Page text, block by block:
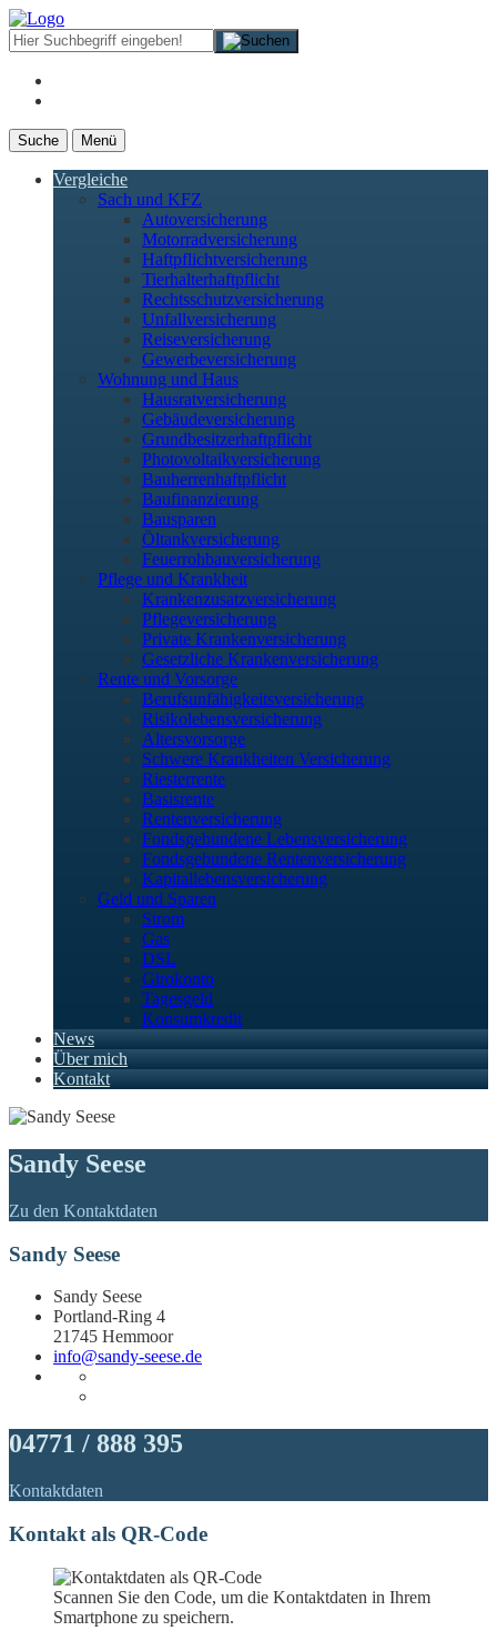
Suche Menü
Vergleiche
Sach und KFZ
Autoversicherung
Motorradversicherung
Haftpflichtversicherung
Tierhalterhaftpflicht
Rechtsschutzversicherung
Unfallversicherung
Reiseversicherung
Gewerbeversicherung
Wohnung und Haus
Hausratversicherung
Gebäudeversicherung
Grundbesitzerhaftpflicht
Photovoltaikversicherung
Bauherrenhaftpflicht
Baufinanzierung
Bausparen
Öltankversicherung
Feuerrohbauversicherung
Pflege und Krankheit
Krankenzusatzversicherung
Pflegeversicherung
Private Krankenversicherung
Gesetzliche Krankenversicherung
Rente und Vorsorge
Berufs­unfähigkeitsversicherung
Risikolebensversicherung
Altersvorsorge
Schwere Krankheiten Versicherung
Riesterrente
Basisrente
Rentenversicherung
Fondsgebundene Lebensversicherung
Fondsgebundene Rentenversicherung
Kapitallebensversicherung
Geld und Sparen
Strom
Gas
DSL
Girokonto
Tagesgeld
Konsumkredit
News
Über mich
Kontakt
Sandy Seese
Zu den Kontaktdaten
Sandy Seese
Sandy Seese
Portland-Ring 4
21745 Hemmoor
info@sandy-seese.de
04771 / 888 395
Kontaktdaten
Kontakt als QR-Code
Scannen Sie den Code, um die Kontaktdaten in Ihrem
Smartphone zu speichern.